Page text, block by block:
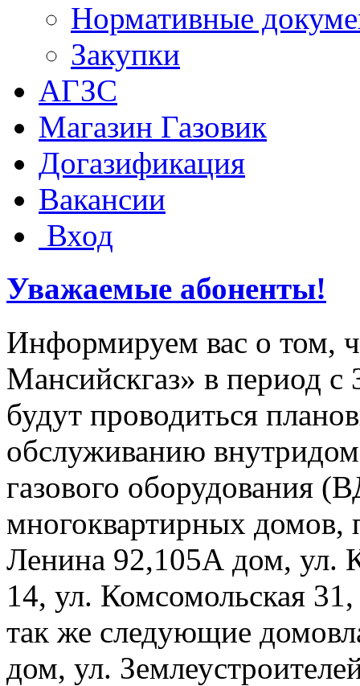
Нормативные
Закупки
АГЗС
Магазин Газовик
Догазификация
Вакансии
Вход
Уважаемые абоненты!
Информируем вас о том,
Мансийскгаз» в период с
будут проводиться
обслуживанию
газового
многоквартирных
Ленина 92,105А дом, ул.
14, ул. Комсомольская
так же следующие
дом, ул.